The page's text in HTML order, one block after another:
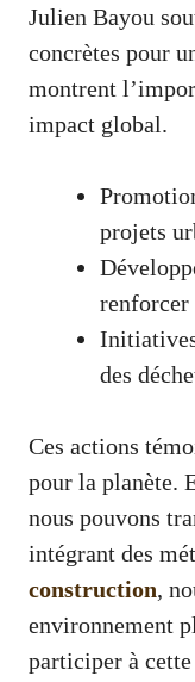
Julien Bayou
concrètes pour
montrent
impact global.
projets
des
Ces actions
pour la planète.
nous pouvons
intégrant des
construction,
environnement
participer à cette